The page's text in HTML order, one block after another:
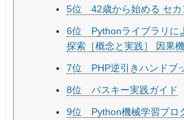
5位 42歳から始める セカ
6位 Pythonライブラリに
探索［概念と実践］ 因果
7位 PHP逆引きハンドブ
8位 パスキー実践ガイド
9位 Python機械学習プロ